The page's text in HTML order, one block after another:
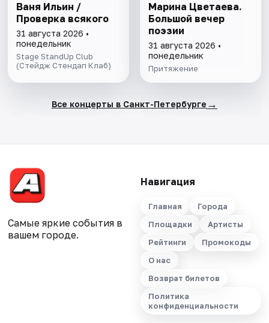
Ваня Ильин /
Проверка всякого
31 августа 2026 •
понедельник
Stage StandUp Club
(Стейдж Стендап Клаб)
Марина Цветаева.
Большой вечер
поэзии
31 августа 2026 •
понедельник
Притяжение
Все концерты в Санкт-Петербурге →
Самые яркие события в
вашем городе.
Навигация
Главная
Города
Площадки
Артисты
Рейтинги
Промокоды
О нас
Возврат билетов
Политика
конфиденциальности